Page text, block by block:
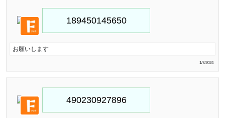
お願いします
1/7/2024